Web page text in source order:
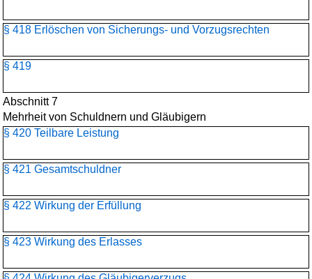
§ 418 Erlöschen von Sicherungs- und Vorzugsrechten
§ 419
Abschnitt 7
Mehrheit von Schuldnern und Gläubigern
§ 420 Teilbare Leistung
§ 421 Gesamtschuldner
§ 422 Wirkung der Erfüllung
§ 423 Wirkung des Erlasses